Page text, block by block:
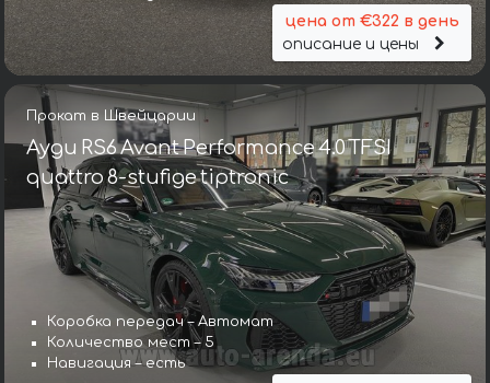
цена от €322 в день
описание и цены
Прокат в Швейцарии
Ауди RS6 Avant Performance 4.0 TFSI
quattro 8-stufige tiptronic
Коробка передач – Автомат
Количество мест – 5
Навигация – есть